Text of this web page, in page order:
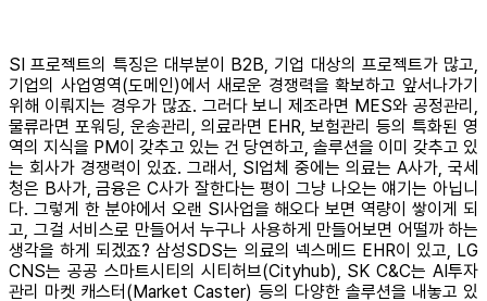
SI 프로젝트의 특징은 대부분이 B2B, 기업 대상의 프로젝트가 많고,
기업의 사업영역(도메인)에서 새로운 경쟁력을 확보하고 앞서나가기
위해 이뤄지는 경우가 많죠. 그러다 보니 제조라면 MES와 공정관리,
물류라면 포워딩, 운송관리, 의료라면 EHR, 보험관리 등의 특화된 영
역의 지식을 PM이 갖추고 있는 건 당연하고, 솔루션을 이미 갖추고 있
는 회사가 경쟁력이 있죠. 그래서, SI업체 중에는 의료는 A사가, 국세
청은 B사가, 금융은 C사가 잘한다는 평이 그냥 나오는 얘기는 아닙니
다. 그렇게 한 분야에서 오랜 SI사업을 해오다 보면 역량이 쌓이게 되
고, 그걸 서비스로 만들어서 누구나 사용하게 만들어보면 어떨까 하는
생각을 하게 되겠죠? 삼성SDS는 의료의 넥스메드 EHR이 있고, LG
CNS는 공공 스마트시티의 시티허브(Cityhub), SK C&C는 AI투자
관리 마켓 캐스터(Market Caster) 등의 다양한 솔루션을 내놓고 있